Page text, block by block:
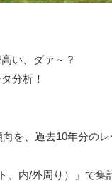
い、ダァ～？
分析！
を、過去10年分の
内/外周り）」で集